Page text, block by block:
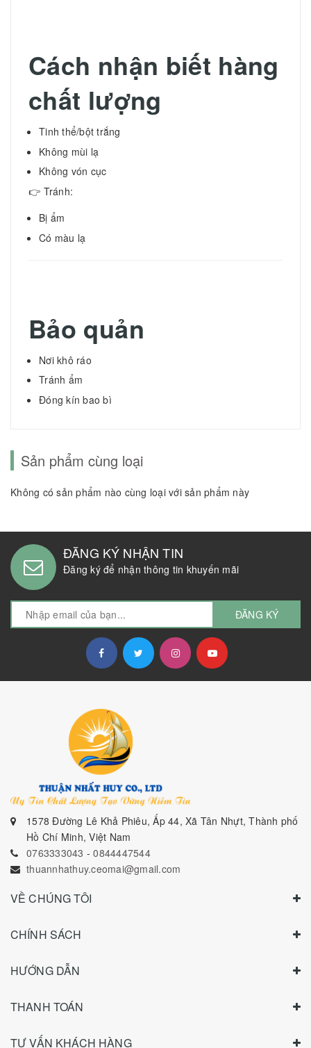
Cách nhận biết hàng
chất lượng
Tinh thể/bột trắng
Không mùi lạ
Không vón cục
👉 Tránh:
Bị ẩm
Có màu lạ
Bảo quản
Nơi khô ráo
Tránh ẩm
Đóng kín bao bì
Sản phẩm cùng loại
Không có sản phẩm nào cùng loại với sản phẩm này
ĐĂNG KÝ NHẬN TIN
Đăng ký để nhận thông tin khuyến mãi
ĐĂNG KÝ
1578 Đường Lê Khả Phiêu, Ấp 44, Xã Tân Nhựt, Thành phố
Hồ Chí Minh, Việt Nam
0763333043 -0844447544
thuannhathuy.ceomai@gmail.com
VỀ CHÚNG TÔI
CHÍNH SÁCH
HƯỚNG DẪN
THANH TOÁN
TƯ VẤN KHÁCH HÀNG